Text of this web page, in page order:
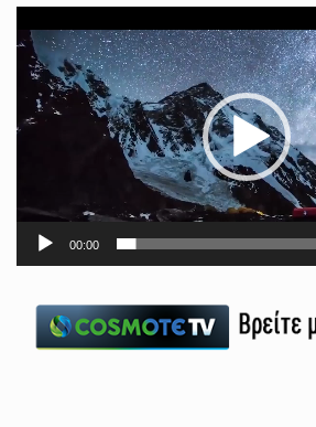
Αναπαραγωγής
Βίντεο
00:00